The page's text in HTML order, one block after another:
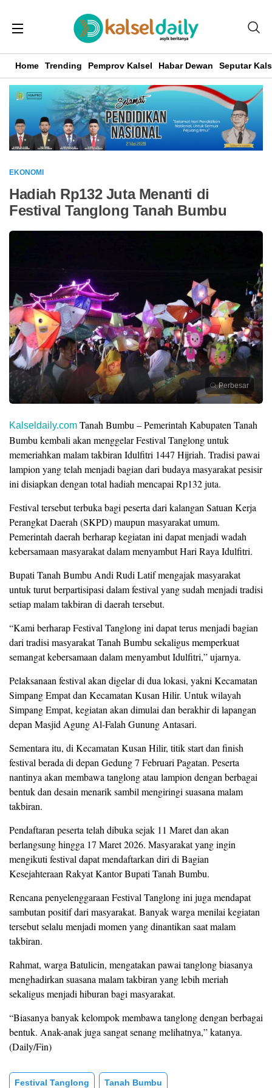
Home Trending Pemprov Kalsel Habar Dewan Seputar
EKONOMI
Hadiah Rp132 Juta Menanti di
Festival Tanglong Tanah Bumbu
Perbesar
Kalseldaily.com Tanah Bumbu – Pemerintah Kabupaten Tanah
Bumbu kembali akan menggelar Festival Tanglong untuk
memeriahkan malam takbiran Idulfitri 1447 Hijriah. Tradisi pawai
lampion yang telah menjadi bagian dari budaya masyarakat pesisir
ini disiapkan dengan total hadiah mencapai Rp132 juta.
Festival tersebut terbuka bagi peserta dari kalangan Satuan Kerja
Perangkat Daerah (SKPD) maupun masyarakat umum.
Pemerintah daerah berharap kegiatan ini dapat menjadi wadah
kebersamaan masyarakat dalam menyambut Hari Raya Idulfitri.
Bupati Tanah Bumbu Andi Rudi Latif mengajak masyarakat
untuk turut berpartisipasi dalam festival yang sudah menjadi tradisi
setiap malam takbiran di daerah tersebut.
“Kami berharap Festival Tanglong ini dapat terus menjadi bagian
dari tradisi masyarakat Tanah Bumbu sekaligus memperkuat
semangat kebersamaan dalam menyambut Idulfitri,” ujarnya.
Pelaksanaan festival akan digelar di dua lokasi, yakni Kecamatan
Simpang Empat dan Kecamatan Kusan Hilir. Untuk wilayah
Simpang Empat, kegiatan akan dimulai dan berakhir di lapangan
depan Masjid Agung Al-Falah Gunung Antasari.
Sementara itu, di Kecamatan Kusan Hilir, titik start dan finish
festival berada di depan Gedung 7 Februari Pagatan. Peserta
nantinya akan membawa tanglong atau lampion dengan berbagai
bentuk dan desain menarik sambil mengiringi suasana malam
takbiran.
Pendaftaran peserta telah dibuka sejak 11 Maret dan akan
berlangsung hingga 17 Maret 2026. Masyarakat yang ingin
mengikuti festival dapat mendaftarkan diri di Bagian
Kesejahteraan Rakyat Kantor Bupati Tanah Bumbu.
Rencana penyelenggaraan Festival Tanglong ini juga mendapat
sambutan positif dari masyarakat. Banyak warga menilai kegiatan
tersebut selalu menjadi momen yang dinantikan saat malam
takbiran.
Rahmat, warga Batulicin, mengatakan pawai tanglong biasanya
menghadirkan suasana malam takbiran yang lebih meriah
sekaligus menjadi hiburan bagi masyarakat.
“Biasanya banyak kelompok membawa tanglong dengan berbagai
bentuk. Anak-anak juga sangat senang melihatnya,” katanya.
(Daily/Fin)
Festival Tanglong Tanah Bumbu